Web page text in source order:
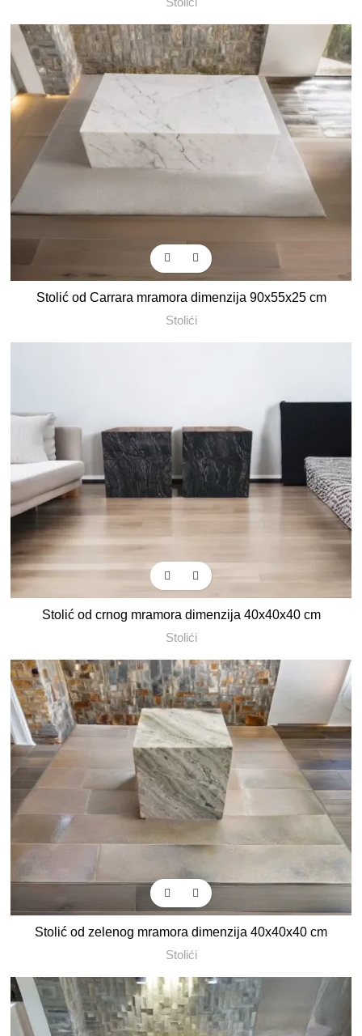
Stolić od Carrara mramora dimenzija 90x55x25 cm
Stolići
Stolić od crnog mramora dimenzija 40x40x40 cm
Stolići
Stolić od zelenog mramora dimenzija 40x40x40 cm
Stolići